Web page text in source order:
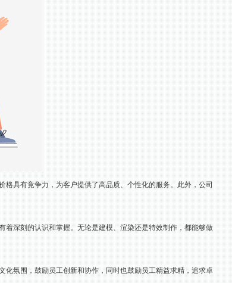
具有竞争力，为客户提供了高品质、个性化的服务。此外，公司
深刻的认识和掌握。无论是建模、渲染还是特效制作，都能够做
氛围，鼓励员工创新和协作，同时也鼓励员工精益求精，追求卓